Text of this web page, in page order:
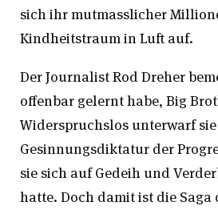
sich ihr mutmasslicher
Kindheitstraum in Luft auf.
Der Journalist Rod Dreher
offenbar gelernt habe, Big
Widerspruchslos unterwarf
Gesinnungsdiktatur der
sie sich auf Gedeih und
hatte. Doch damit ist die